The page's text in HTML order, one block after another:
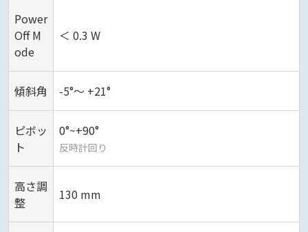
Power
Off M
ode
＜ 0.3 W
傾斜角 -5°～ +21°
ピボッ
ト
0°~+90°
反時計回り
高さ調
整
130 mm